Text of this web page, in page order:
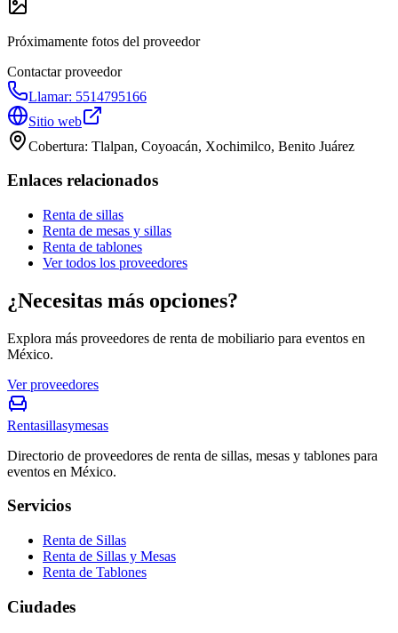
Próximamente fotos del proveedor
Contactar proveedor
Llamar: 5514795166
Sitio web
Cobertura: Tlalpan, Coyoacán, Xochimilco, Benito Juárez
Enlaces relacionados
Renta de sillas
Renta de mesas y sillas
Renta de tablones
Ver todos los proveedores
¿Necesitas más opciones?
Explora más proveedores de renta de mobiliario para eventos en
México.
Ver proveedores
Rentasillasymesas
Directorio de proveedores de renta de sillas, mesas y tablones para
eventos en México.
Servicios
Renta de Sillas
Renta de Sillas y Mesas
Renta de Tablones
Ciudades